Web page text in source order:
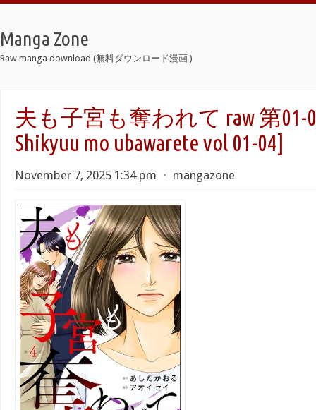
Manga Zone
Raw manga download (無料ダウンロード漫画 )
夫も子宮も奪われて raw 第01-
Shikyuu mo ubawarete vol 01-04]
November 7, 2025 1:34 pm ⋅ mangazone